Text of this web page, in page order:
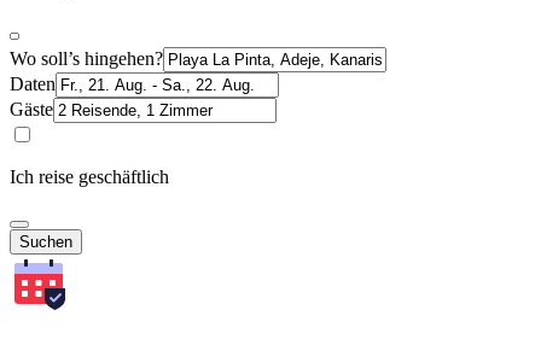
Wo soll’s hingehen?
Daten
Gäste
Ich reise geschäftlich
Suchen